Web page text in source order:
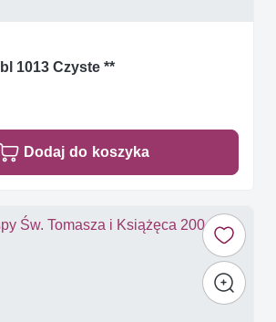
1013 Czyste **
Dodaj do koszyka